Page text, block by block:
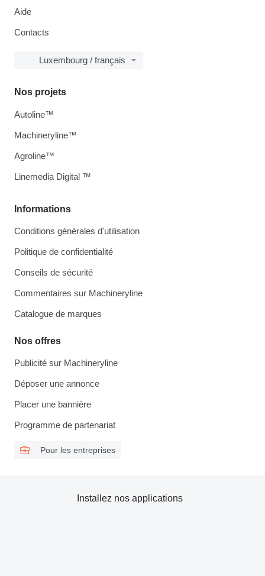
Aide
Contacts
Luxembourg / français
Informations
Conditions générales d'utilisation
Politique de confidentialité
Conseils de sécurité
Commentaires sur Machineryline
Catalogue de marques
Nos offres
Publicité sur Machineryline
Déposer une annonce
Placer une bannière
Programme de partenariat
Pour les entreprises
Nos projets
Autoline™
Machineryline™
Agroline™
Linemedia Digital ™
Installez nos applications